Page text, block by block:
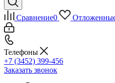
Сравнение0
Телефоны
+7 (3452) 399-456
Заказать звонок